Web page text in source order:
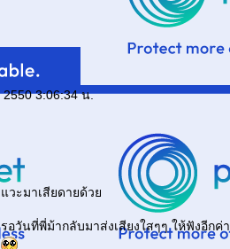
2550 3:06:34 น.
วะมาเสียดายด้ว
รอวันที่พี่ม้ากลับมาส่งเสียงใสๆๆ ให้ฟังอีกค่า